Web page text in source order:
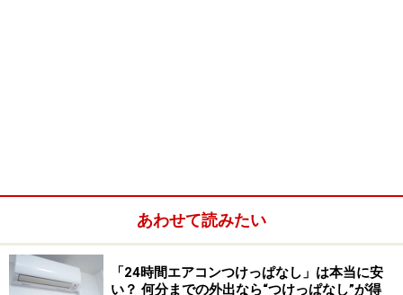
あわせて読みたい
「24時間エアコンつけっぱなし」は本当に安
い？ 何分までの外出なら“つけっぱなし”が得